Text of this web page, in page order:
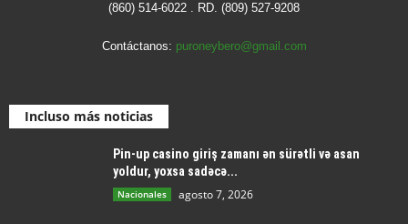
(860) 514-6022 . RD. (809) 527-9208
Contáctanos: puroneybero@gmail.com
Incluso más noticias
Pin-up casino giriş zamanı ən sürətli və asan
yoldur, yoxsa sadəcə...
Nacionales agosto 7, 2026